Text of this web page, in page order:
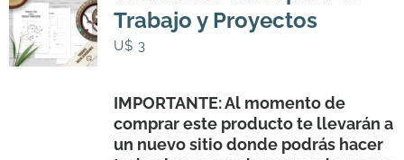
Trabajo y Proyectos
U$ 3
IMPORTANTE: Al momento de
comprar este producto te llevarán a
un nuevo sitio donde podrás hacer